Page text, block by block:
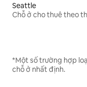
Seattle
Chỗ ở cho thuê theo
*Một số trường hợp
chỗ ở nhất định.